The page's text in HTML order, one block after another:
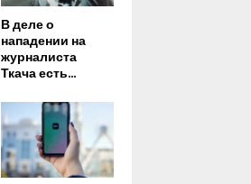
В деле о
нападении на
журналиста
Ткача есть...